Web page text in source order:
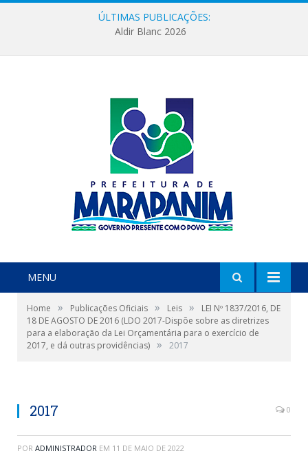
ÚLTIMAS PUBLICAÇÕES:
Aldir Blanc 2026
MENU
Home » Publicações Oficiais » Leis »
LEI Nº 1837/2016, DE
18 DE AGOSTO DE 2016 (LDO 2017-Dispõe sobre as diretrizes
para a elaboração da Lei Orçamentária para o exercício de
2017, e dá outras providências) » 2017
2017 0
POR ADMINISTRADOR EM 11 DE MAIO DE 2022